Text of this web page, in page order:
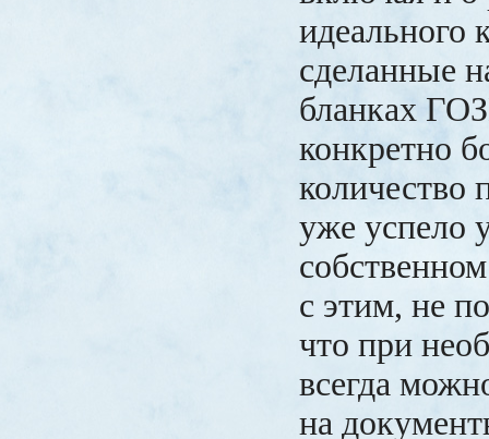
идеального
сделанные
бланках
конкретно
количество
уже успело
с этим, не
что при
всегда
на